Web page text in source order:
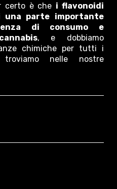
certo è che i flavonoidi
una parte importante
di consumo e
, e dobbiamo
chimiche per tutti i
nelle nostre